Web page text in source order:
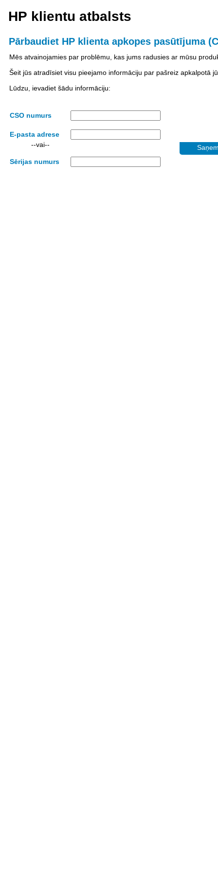
HP klientu atbalsts
Pārbaudiet HP klienta apkopes pasūtījuma
Mēs atvainojamies par problēmu, kas jums radusies ar mūsu
Šeit jūs atradīsiet visu pieejamo informāciju par pašreiz apkalpotā
Lūdzu, ievadiet šādu informāciju:
CSO numurs
E-pasta adrese
--vai--
Sērijas numurs